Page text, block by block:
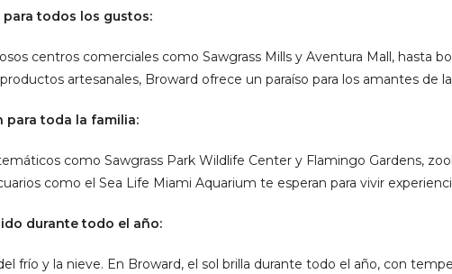
para todos los gustos:
centros comerciales como Sawgrass Mills y Aventura Mall, hasta
artesanales, Broward ofrece un paraíso para los amantes de
para toda la familia:
como Sawgrass Park Wildlife Center y Flamingo Gardens,
como el Sea Life Miami Aquarium te esperan para vivir
durante todo el año:
frío y la nieve. En Broward, el sol brilla durante todo el año, con